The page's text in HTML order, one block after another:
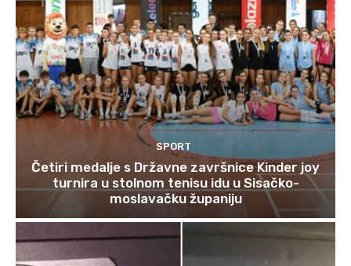
SPORT
Četiri medalje s Državne završnice Kinder joy
turnira u stolnom tenisu idu u Sisačko-
moslavačku županiju